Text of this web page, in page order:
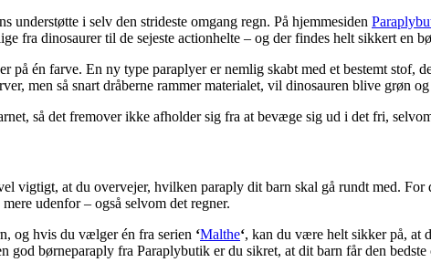
understøtte i selv den strideste omgang regn. På hjemmesiden
dinosaurer til de sejeste actionhelte – og der findes helt sikkert en
én farve. En ny type paraplyer er nemlig skabt med et bestemt stof,
men så snart dråberne rammer materialet, vil dinosauren blive grøn
så det fremover ikke afholder sig fra at bevæge sig ud i det fri,
vigtigt, at du overvejer, hvilken paraply dit barn skal gå rundt med. For
udenfor – også selvom det regner.
og hvis du vælger én fra serien ‘Malthe‘, kan du være helt sikker på, at
god børneparaply fra Paraplybutik er du sikret, at dit barn får den